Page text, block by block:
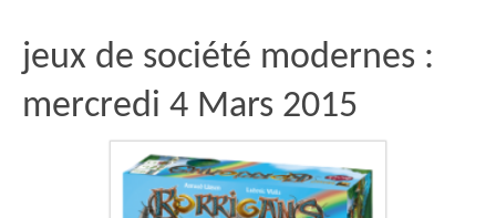
jeux de société modernes :
mercredi 4 Mars 2015